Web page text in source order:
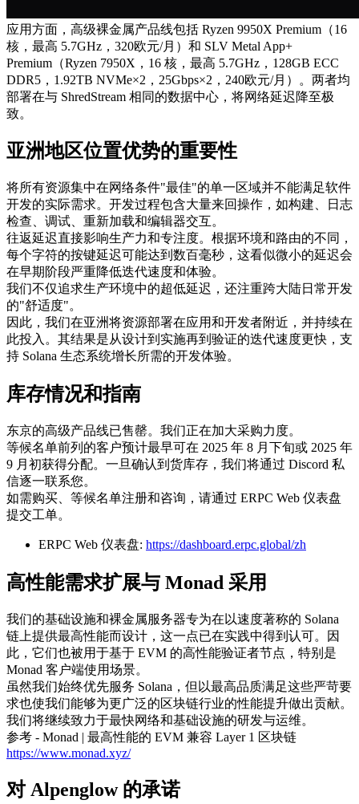
应用方面，高级裸金属产品线包括 Ryzen 9950X Premium（16
核，最高 5.7GHz，320欧元/月）和 SLV Metal App+
Premium（Ryzen 7950X，16 核，最高 5.7GHz，128GB ECC
DDR5，1.92TB NVMe×2，25Gbps×2，240欧元/月）。两者均
部署在与 ShredStream 相同的数据中心，将网络延迟降至极
致。
亚洲地区位置优势的重要性
将所有资源集中在网络条件"最佳"的单一区域并不能满足软件
开发的实际需求。开发过程包含大量来回操作，如构建、日志
检查、调试、重新加载和编辑器交互。
往返延迟直接影响生产力和专注度。根据环境和路由的不同，
每个字符的按键延迟可能达到数百毫秒，这看似微小的延迟会
在早期阶段严重降低迭代速度和体验。
我们不仅追求生产环境中的超低延迟，还注重跨大陆日常开发
的"舒适度"。
因此，我们在亚洲将资源部署在应用和开发者附近，并持续在
此投入。其结果是从设计到实施再到验证的迭代速度更快，支
持 Solana 生态系统增长所需的开发体验。
库存情况和指南
东京的高级产品线已售罄。我们正在加大采购力度。
等候名单前列的客户预计最早可在 2025 年 8 月下旬或 2025 年
9 月初获得分配。一旦确认到货库存，我们将通过 Discord 私
信逐一联系您。
如需购买、等候名单注册和咨询，请通过 ERPC Web 仪表盘
提交工单。
ERPC Web 仪表盘: https://dashboard.erpc.global/zh
高性能需求扩展与 Monad 采用
我们的基础设施和裸金属服务器专为在以速度著称的 Solana
链上提供最高性能而设计，这一点已在实践中得到认可。因
此，它们也被用于基于 EVM 的高性能验证者节点，特别是
Monad 客户端使用场景。
虽然我们始终优先服务 Solana，但以最高品质满足这些严苛要
求也使我们能够为更广泛的区块链行业的性能提升做出贡献。
我们将继续致力于最快网络和基础设施的研发与运维。
参考 - Monad | 最高性能的 EVM 兼容 Layer 1 区块链
https://www.monad.xyz/
对 Alpenglow 的承诺